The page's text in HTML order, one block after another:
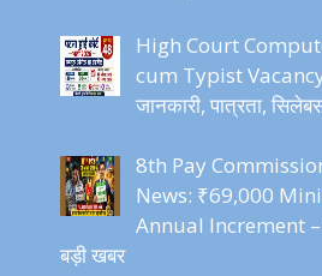
High Court
cum Typist
जानकारी, पात्रता,
8th Pay
News: ₹69,000
Annual Increment –
बड़ी खबर